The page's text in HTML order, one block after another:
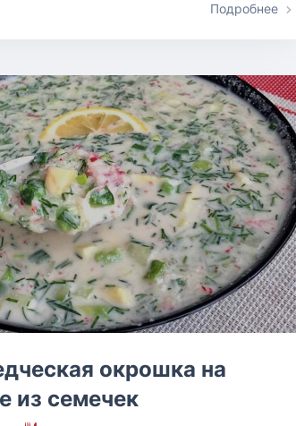
Подробнее
окрошка на
из семечек